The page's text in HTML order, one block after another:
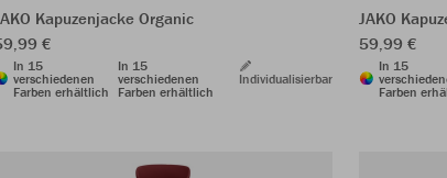
Kapuzenjacke Organic
€
In 15
verschiedenen
Farben erhältlich
In 15
verschiedenen
Farben erhältlich
Individualisierbar
JAKO
59,99 €
In 15
Farben